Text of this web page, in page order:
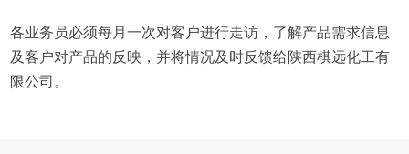
各业务员必须每月一次对客户进行走访，了解产品需求信息
及客户对产品的反映，并将情况及时反馈给陕西棋远化工有
限公司。